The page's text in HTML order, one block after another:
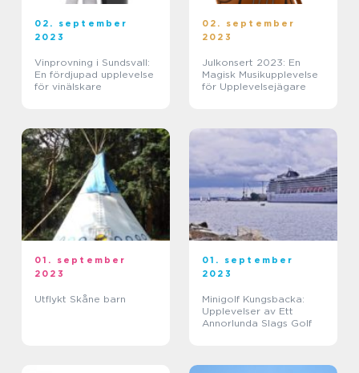
02. september
2023
Vinprovning i Sundsvall:
En fördjupad upplevelse
för vinälskare
02. september
2023
Julkonsert 2023: En
Magisk Musikupplevelse
för Upplevelsejägare
01. september
2023
Utflykt Skåne barn
01. september
2023
Minigolf Kungsbacka:
Upplevelser av Ett
Annorlunda Slags Golf